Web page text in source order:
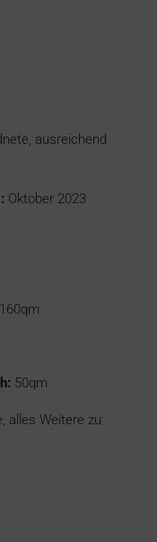
ausreichend
Oktober 2023
160qm
50qm
alles Weitere zu